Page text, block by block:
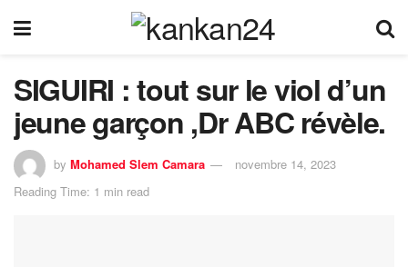
SIGUIRI : tout sur le viol d’un
jeune garçon ,Dr ABC révèle.
by Mohamed Slem Camara
novembre 14, 2023
Reading Time: 1 min read